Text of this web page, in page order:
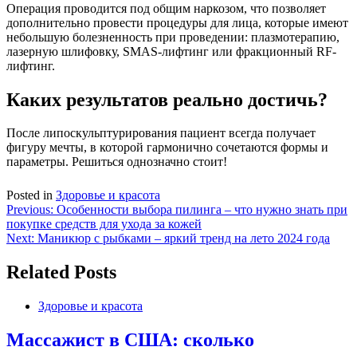
Операция проводится под общим наркозом, что позволяет
дополнительно провести процедуры для лица, которые имеют
небольшую болезненность при проведении: плазмотерапию,
лазерную шлифовку, SMAS-лифтинг или фракционный RF-
лифтинг.
Каких результатов реально достичь?
После липоскульптурирования пациент всегда получает
фигуру мечты, в которой гармонично сочетаются формы и
параметры. Решиться однозначно стоит!
Posted in Здоровье и красота
Навигация
по
Previous: Особенности выбора пилинга – что нужно знать при
покупке средств для ухода за кожей
Next: Маникюр с рыбками – яркий тренд на лето 2024 года
Related Posts
Здоровье и красота
Массажист в США: сколько